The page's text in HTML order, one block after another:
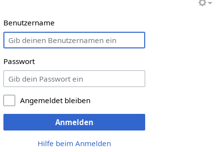
Benutzername
Passwort
Angemeldet bleiben
Anmelden
Hilfe beim Anmelden